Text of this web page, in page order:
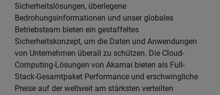
Sicherheitslösungen, überlegene
Bedrohungsinformationen und unser globales
Betriebsteam bieten ein gestaffeltes
Sicherheitskonzept, um die Daten und Anwendungen
von Unternehmen überall zu schützen. Die Cloud-
Computing-Lösungen von Akamai bieten als Full-
Stack-Gesamtpaket Performance und erschwingliche
Preise auf der weltweit am stärksten verteilten